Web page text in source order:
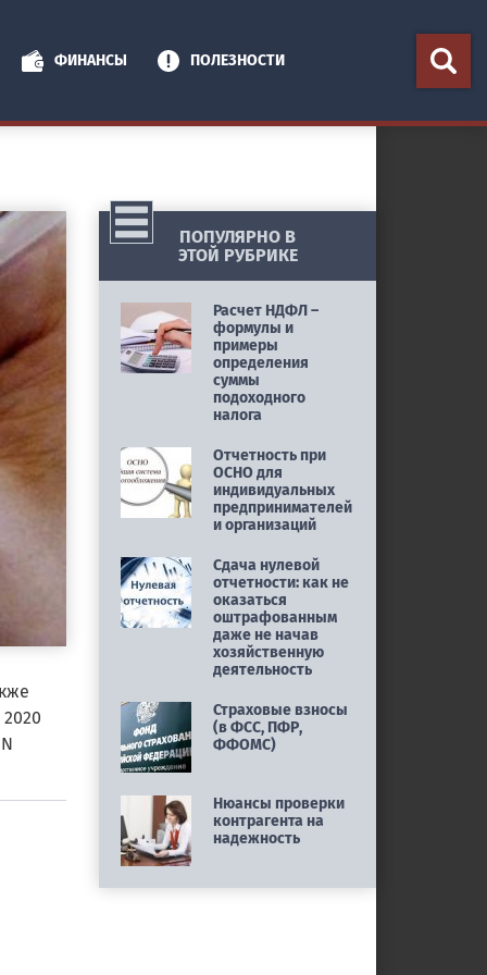
ФИНАНСЫ ПОЛЕЗНОСТИ
ПОПУЛЯРНО В
ЭТОЙ РУБРИКЕ
Расчет НДФЛ –
формулы и
примеры
определения
суммы
подоходного
налога
Отчетность при
ОСНО для
индивидуальных
предпринимателей
и организаций
Сдача нулевой
отчетности: как не
оказаться
оштрафованным
даже не начав
хозяйственную
деятельность
Страховые взносы
(в ФСС, ПФР,
ФФОМС)
Нюансы проверки
контрагента на
надежность